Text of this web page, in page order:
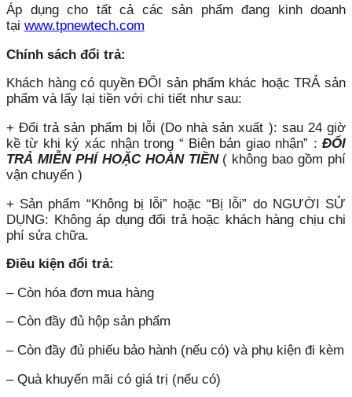
Áp dụng cho tất cả các sản phẩm đang kinh doanh
tại www.tpnewtech.com
Chính sách đổi trả:
Khách hàng có quyền ĐỔI sản phẩm khác hoặc TRẢ sản
phẩm và lấy lại tiền với chi tiết như sau:
+ Đổi trả sản phẩm bị lỗi (Do nhà sản xuất ): sau 24 giờ
kề từ khi ký xác nhận trong “ Biên bản giao nhận” : ĐỔI
TRẢ MIỄN PHÍ HOẶC HOÀN TIỀN( không bao gồm phí
vận chuyển )
+ Sản phẩm “Không bị lỗi” hoặc “Bị lỗi” do NGƯỜI SỬ
DỤNG: Không áp dụng đổi trả hoặc khách hàng chịu chi
phí sửa chữa.
Điều kiện đổi trả:
– Còn hóa đơn mua hàng
– Còn đầy đủ hộp sản phẩm
– Còn đầy đủ phiếu bảo hành (nếu có) và phụ kiện đi kèm
– Quà khuyến mãi có giá trị (nếu có)